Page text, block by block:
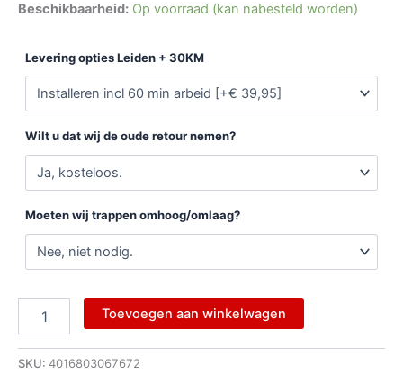
Beschikbaarheid: Op voorraad (kan nabesteld worden)
Levering opties Leiden + 30KM
Wilt u dat wij de oude retour nemen?
Moeten wij trappen omhoog/omlaag?
Toevoegen aan winkelwagen
SKU: 4016803067672